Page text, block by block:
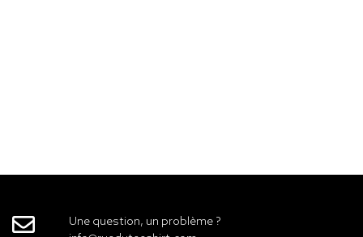
Une question, un problème ?